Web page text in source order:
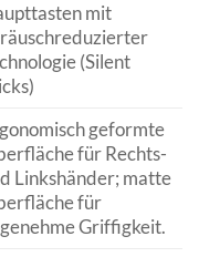
mit
(Silent
geformte
für Rechts-
Linkshänder; matte
für
Griffigkeit.